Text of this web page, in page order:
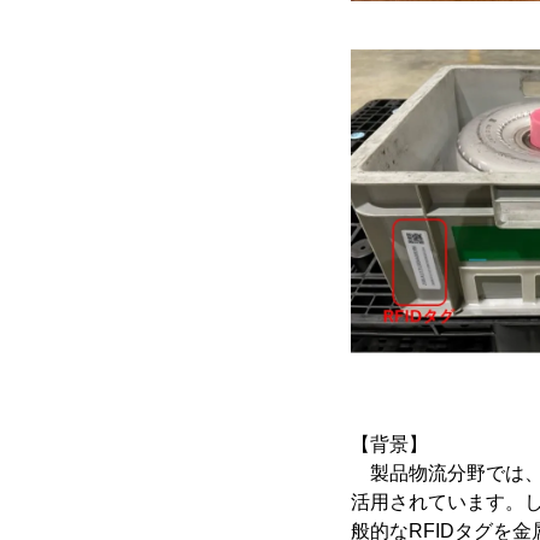
【背景】
製品物流分野では
活用されています。
般的なRFIDタグを金